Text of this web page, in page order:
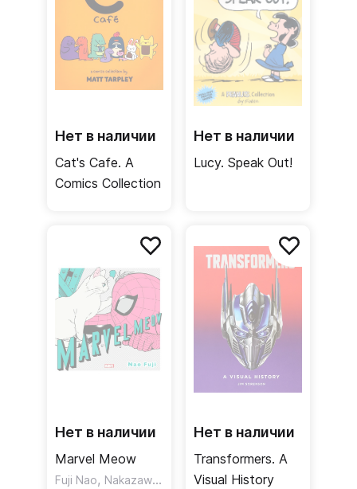
Нет в наличии
Cat's Cafe. A
Comics Collection
Нет в наличии
Lucy. Speak Out!
Нет в наличии
Marvel Meow
Fuji Nao, Nakazawa Shunsuke
Нет в наличии
Transformers. A
Visual History